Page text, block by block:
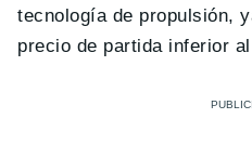
tecnología de propulsión,
precio de partida inferior